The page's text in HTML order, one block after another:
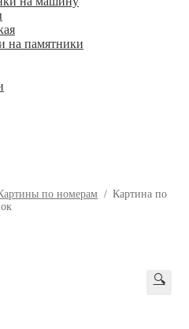
на памятники
по номерам / Картина по
🔍